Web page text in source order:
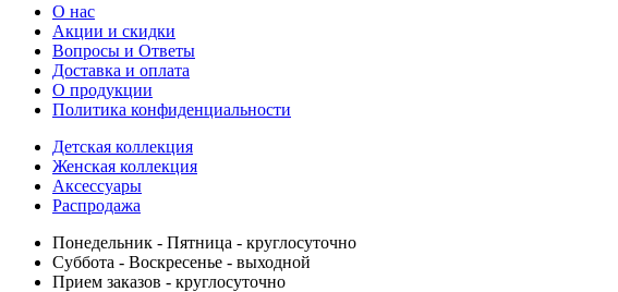
О нас
Акции и скидки
Вопросы и Ответы
Доставка и оплата
О продукции
Политика конфиденциальности
Детская коллекция
Женская коллекция
Аксессуары
Распродажа
Понедельник - Пятница - круглосуточно
Суббота - Воскресенье - выходной
Прием заказов - круглосуточно